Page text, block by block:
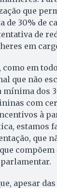
que
de 30% de
de
em
como em
que não
mínima dos
com
à
estamos
que
parlamentar.
apesar